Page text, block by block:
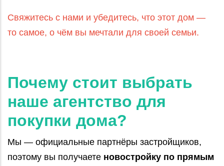
Свяжитесь с нами и убедитесь, что этот дом —
то самое, о чём вы мечтали для своей семьи.
Почему стоит выбрать
наше агентство для
покупки дома?
Мы — официальные партнёры застройщиков,
поэтому вы получаете новостройку по прямым